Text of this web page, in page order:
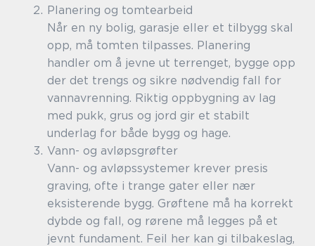
Planering og tomtearbeid
Når en ny bolig, garasje eller et tilbygg skal
opp, må tomten tilpasses. Planering
handler om å jevne ut terrenget, bygge opp
der det trengs og sikre nødvendig fall for
vannavrenning. Riktig oppbygning av lag
med pukk, grus og jord gir et stabilt
underlag for både bygg og hage.
Vann- og avløpsgrøfter
Vann- og avløpssystemer krever presis
graving, ofte i trange gater eller nær
eksisterende bygg. Grøftene må ha korrekt
dybde og fall, og rørene må legges på et
jevnt fundament. Feil her kan gi tilbakeslag,